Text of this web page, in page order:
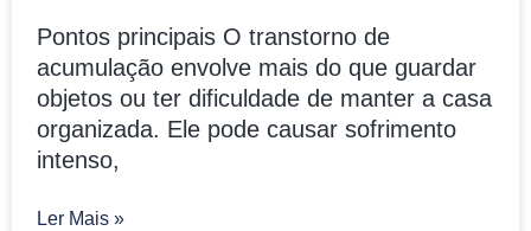
Pontos principais O transtorno de
acumulação envolve mais do que guardar
objetos ou ter dificuldade de manter a casa
organizada. Ele pode causar sofrimento
intenso,
Ler Mais »